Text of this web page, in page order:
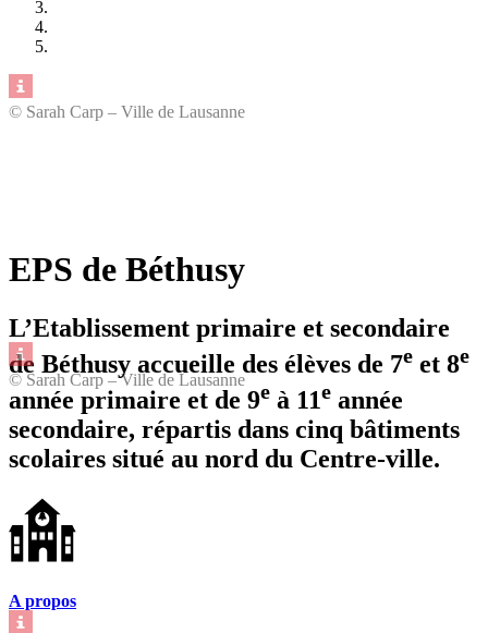
© Sarah Carp – Ville de Lausanne
© Sarah Carp – Ville de Lausanne
EPS de Béthusy
L’Etablissement primaire et secondaire
de Béthusy accueille des élèves de 7e et 8e
année primaire et de 9e à 11e année
secondaire, répartis dans cinq bâtiments
scolaires situé au nord du Centre-ville.
A propos